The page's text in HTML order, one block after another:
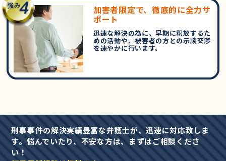
加害者限定で、徹底的に全力サ
ポート
迅速な解決の為に、早期に釈放するた
めの活動や、被害者の方との示談交渉
を速やかに行います。
刑事事件の解決実績豊富な弁護士が、迅速に対応致しま
す。悩んでいたり、不安な方は、まずはご相談くださ
い！